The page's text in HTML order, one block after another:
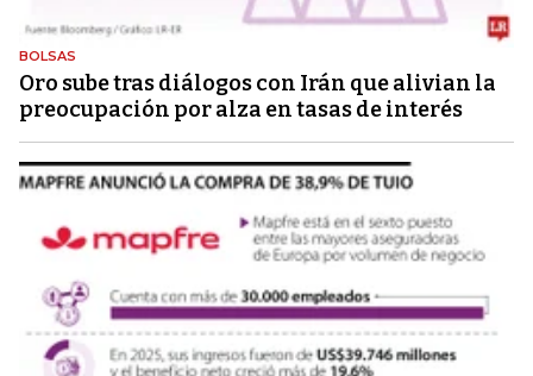
BOLSAS
Oro sube tras diálogos con Irán que alivian la
preocupación por alza en tasas de interés